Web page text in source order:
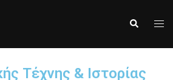
Τέχνης & Ιστορίας